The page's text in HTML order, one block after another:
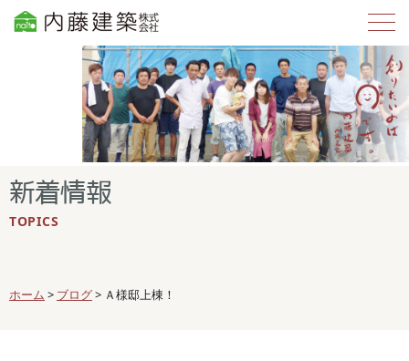
新着情報
TOPICS
ホーム > ブログ> Ａ様邸上棟！